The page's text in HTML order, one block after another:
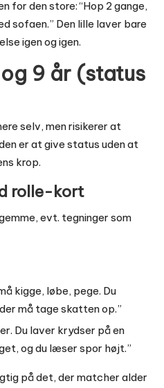
for den store: “Hop 2 gange,
sofaen.” Den lille laver bare
igen og igen.
9 år (status
selv, men risikerer at
er at give status uden at
krop.
rolle-kort
evt. tegninger som
kigge, løbe, pege. Du
må tage skatten op.”
Du laver krydser på en
og du læser spor højt.”
på det, der matcher alder